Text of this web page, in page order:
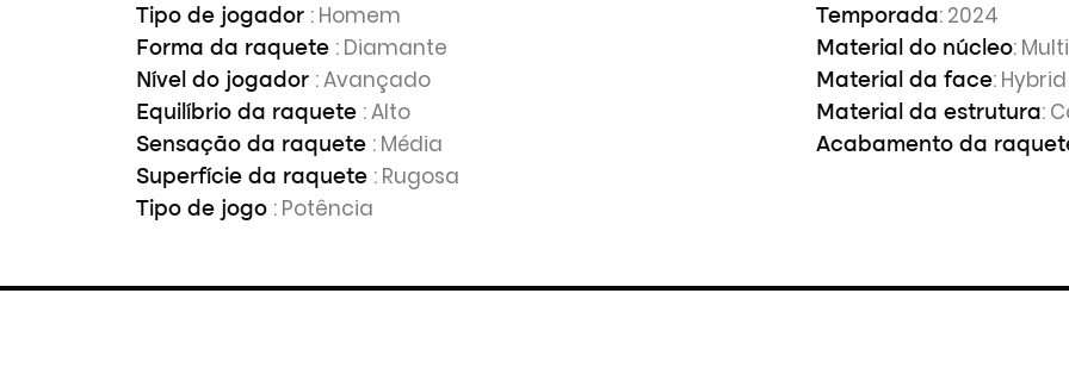
Tipo de jogador : Homem
Forma da raquete : Diamante
Nível do jogador : Avançado
Equilíbrio da raquete : Alto
Sensação da raquete : Média
Superfície da raquete : Rugosa
Tipo de jogo : Potência
Temporada: 2024
Material do núcleo:
Material da face:
Material da estrutura:
Acabamento da